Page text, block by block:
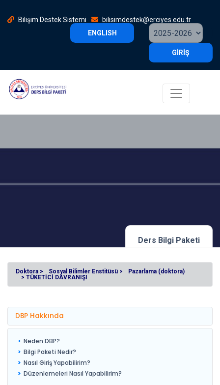
Bilişim Destek Sistemi
bilisimdestek@erciyes.edu.tr
ENGLISH
GİRİŞ
Ders Bilgi Paketi
Doktora > Sosyal Bilimler Enstitüsü >
Pazarlama (doktora)
> TÜKETİCİ DAVRANIŞI
DBP Hakkında
Neden DBP?
Bilgi Paketi Nedir?
Nasıl Giriş Yapabilirim?
Düzenlemeleri Nasıl Yapabilirim?